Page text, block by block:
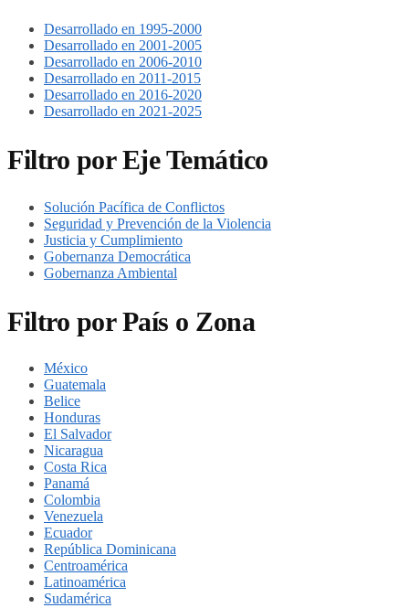
Desarrollado en 1995-2000
Desarrollado en 2001-2005
Desarrollado en 2006-2010
Desarrollado en 2011-2015
Desarrollado en 2016-2020
Desarrollado en 2021-2025
Filtro por Eje Temático
Solución Pacífica de Conflictos
Seguridad y Prevención de la Violencia
Justicia y Cumplimiento
Gobernanza Democrática
Gobernanza Ambiental
Filtro por País o Zona
México
Guatemala
Belice
Honduras
El Salvador
Nicaragua
Costa Rica
Panamá
Colombia
Venezuela
Ecuador
República Dominicana
Centroamérica
Latinoamérica
Sudamérica